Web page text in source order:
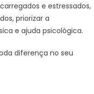
e estressados,
priorizar a
e ajuda psicológica.
diferença no seu